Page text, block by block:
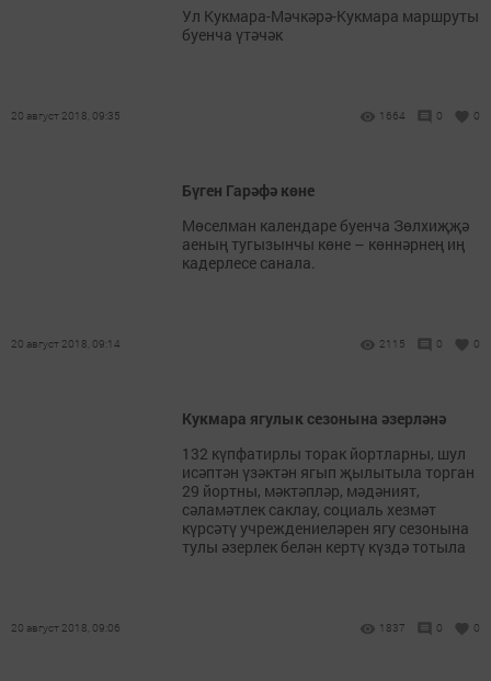
Ул Кукмара-Мәчкәрә-Кукмара маршруты
буенча үтәчәк
20 август 2018, 09:35 1664 0 0
Бүген Гарәфә көне
Мөселман календаре буенча Зөлхиҗҗә
аеның тугызынчы көне – көннәрнең иң
кадерлесе санала.
20 август 2018, 09:14 2115 0 0
Кукмара ягулык сезонына әзерләнә
132 күпфатирлы торак йортларны, шул
исәптән үзәктән ягып җылытыла торган
29 йортны, мәктәпләр, мәдәният,
сәламәтлек саклау, социаль хезмәт
күрсәтү учреждениеләрен ягу сезонына
тулы әзерлек белән кертү күздә тотыла
20 август 2018, 09:06 1837 0 0